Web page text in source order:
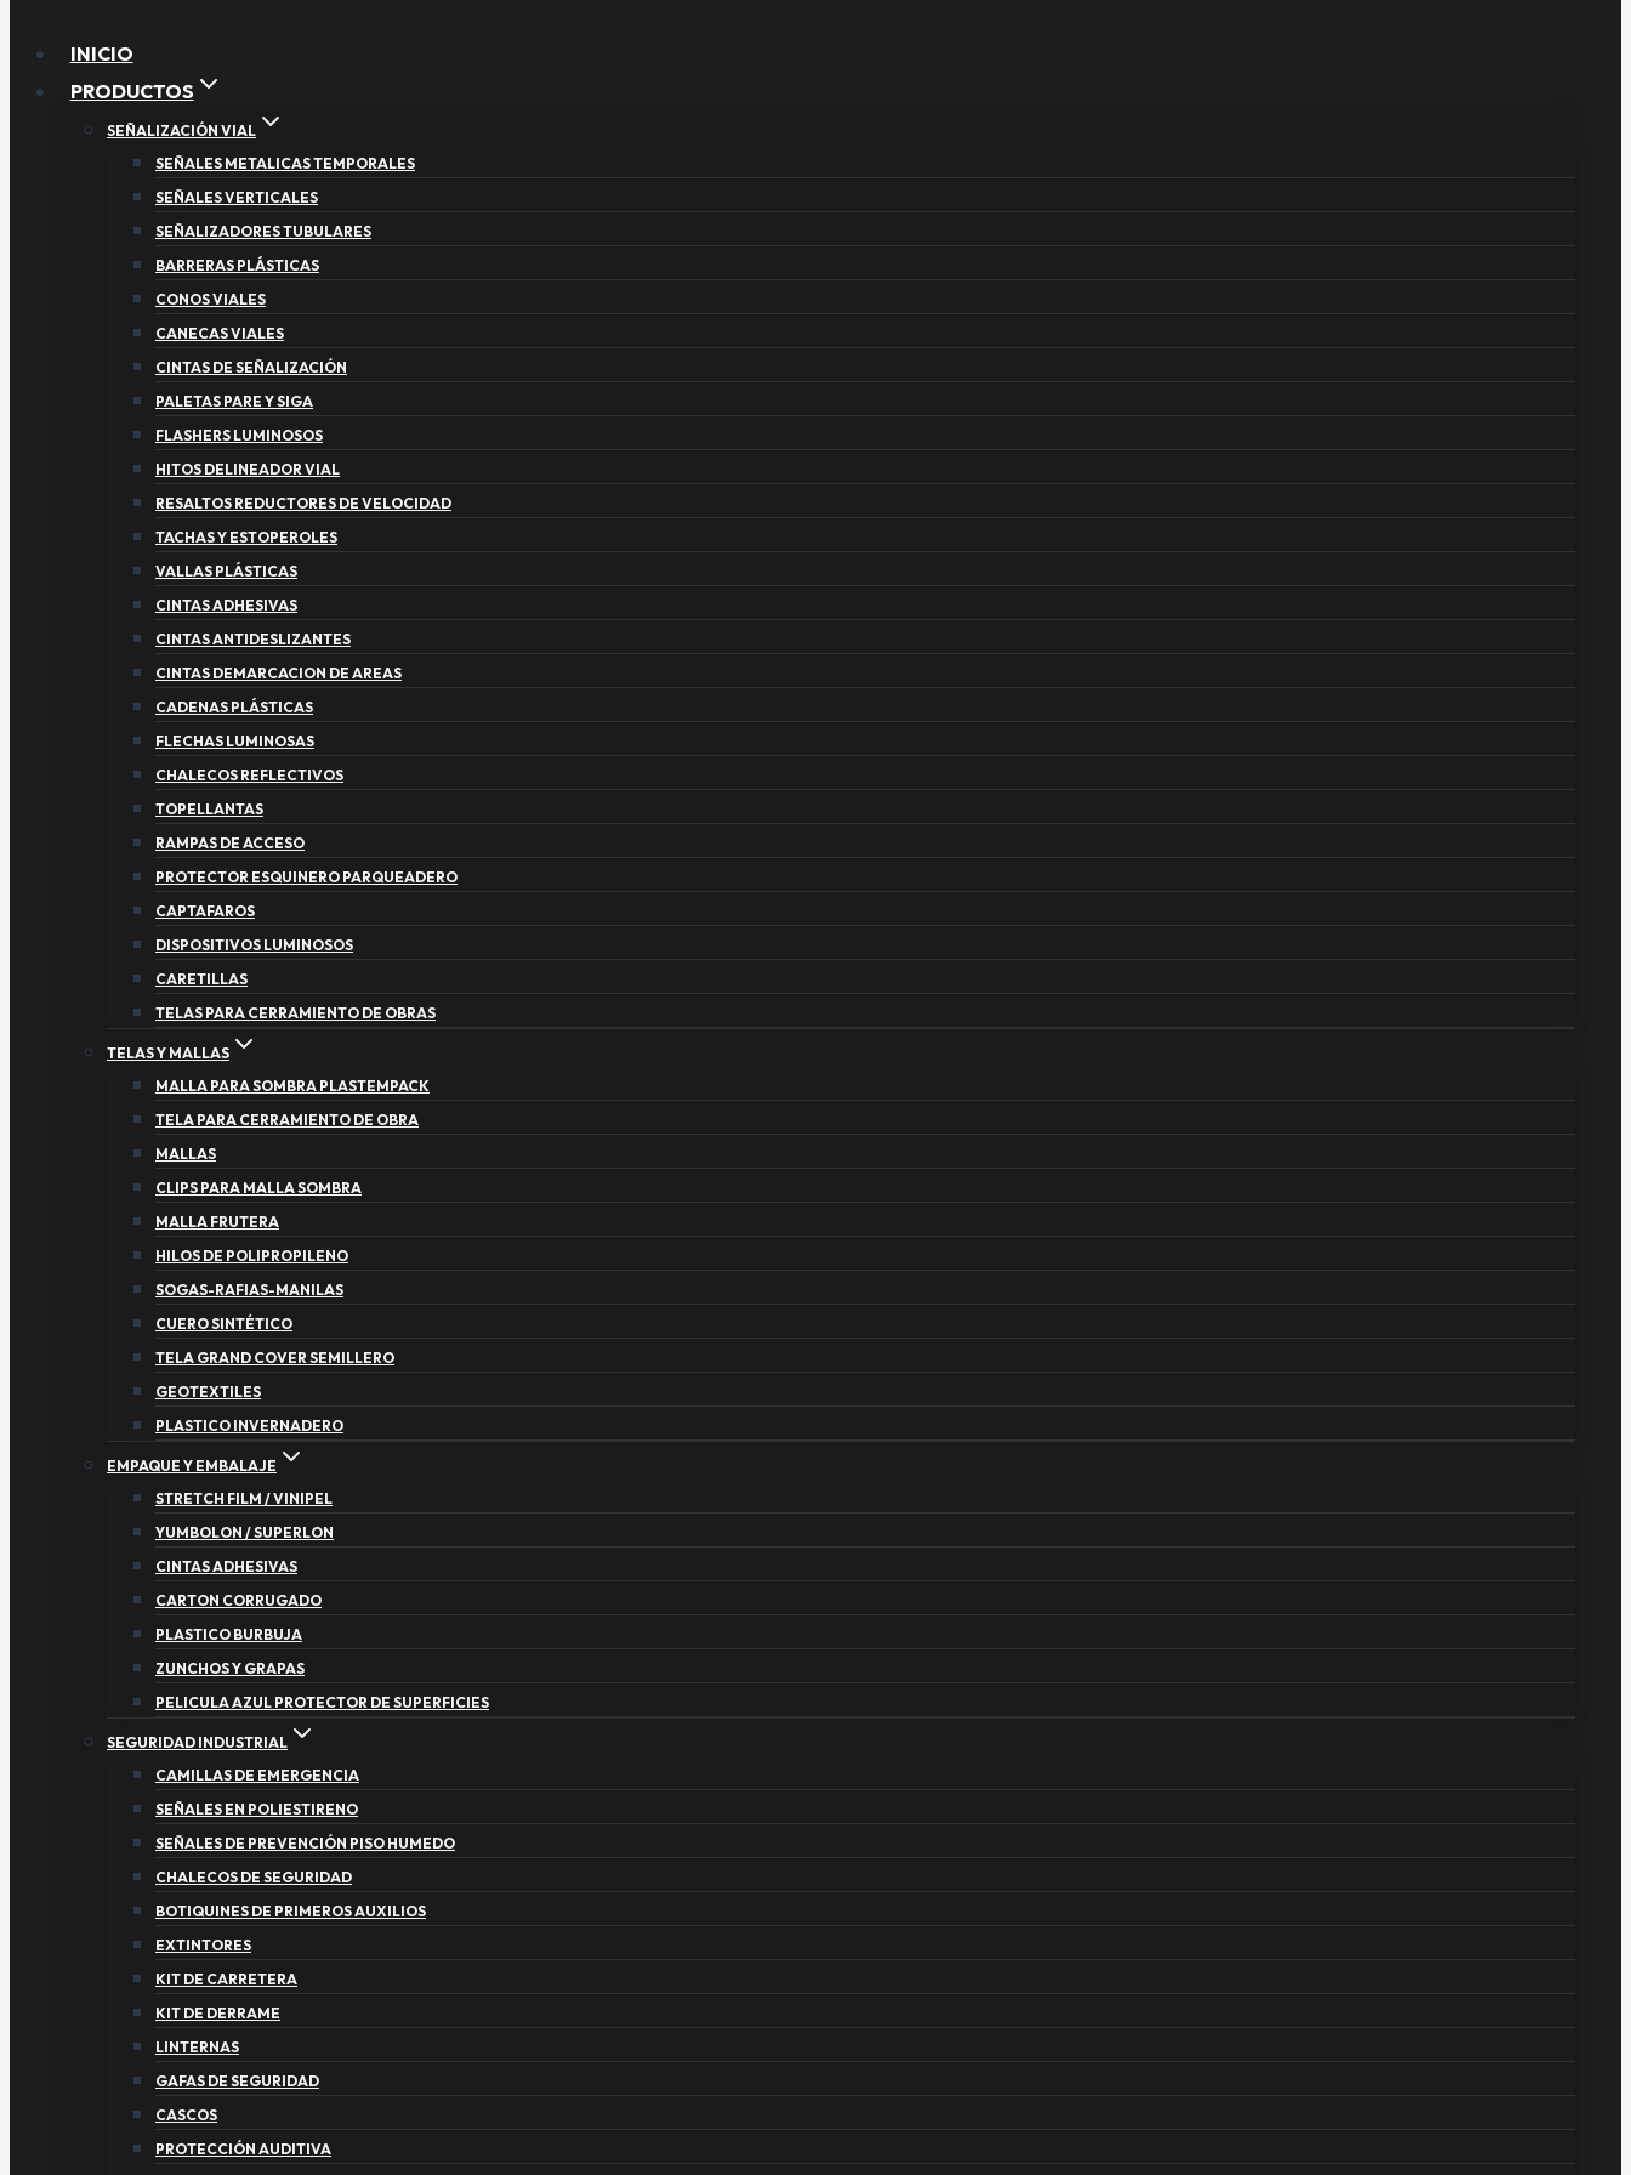
INICIO
PRODUCTOS
SEÑALIZACIÓN VIAL
SEÑALES METALICAS TEMPORALES
SEÑALES VERTICALES
SEÑALIZADORES TUBULARES
BARRERAS PLÁSTICAS
CONOS VIALES
CANECAS VIALES
CINTAS DE SEÑALIZACIÓN
PALETAS PARE Y SIGA
FLASHERS LUMINOSOS
HITOS DELINEADOR VIAL
RESALTOS REDUCTORES DE VELOCIDAD
TACHAS Y ESTOPEROLES
VALLAS PLÁSTICAS
CINTAS ADHESIVAS
CINTAS ANTIDESLIZANTES
CINTAS DEMARCACION DE AREAS
CADENAS PLÁSTICAS
FLECHAS LUMINOSAS
CHALECOS REFLECTIVOS
TOPELLANTAS
RAMPAS DE ACCESO
PROTECTOR ESQUINERO PARQUEADERO
CAPTAFAROS
DISPOSITIVOS LUMINOSOS
CARETILLAS
TELAS PARA CERRAMIENTO DE OBRAS
TELAS Y MALLAS
MALLA PARA SOMBRA PLASTEMPACK
TELA PARA CERRAMIENTO DE OBRA
MALLAS
CLIPS PARA MALLA SOMBRA
MALLA FRUTERA
HILOS DE POLIPROPILENO
SOGAS-RAFIAS-MANILAS
CUERO SINTÉTICO
TELA GRAND COVER SEMILLERO
GEOTEXTILES
PLASTICO INVERNADERO
EMPAQUE Y EMBALAJE
STRETCH FILM / VINIPEL
YUMBOLON / SUPERLON
CINTAS ADHESIVAS
CARTON CORRUGADO
PLASTICO BURBUJA
ZUNCHOS Y GRAPAS
PELICULA AZUL PROTECTOR DE SUPERFICIES
SEGURIDAD INDUSTRIAL
CAMILLAS DE EMERGENCIA
SEÑALES EN POLIESTIRENO
SEÑALES DE PREVENCIÓN PISO HUMEDO
CHALECOS DE SEGURIDAD
BOTIQUINES DE PRIMEROS AUXILIOS
EXTINTORES
KIT DE CARRETERA
KIT DE DERRAME
LINTERNAS
GAFAS DE SEGURIDAD
CASCOS
PROTECCIÓN AUDITIVA